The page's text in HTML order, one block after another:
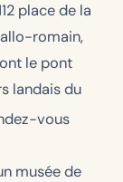
place de la
romain,
le pont
landais du
vous
musée de